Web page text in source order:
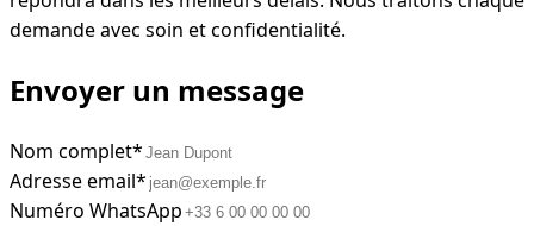
demande avec soin et confidentialité.
Envoyer un message
Nom complet*
Adresse email*
Numéro WhatsApp